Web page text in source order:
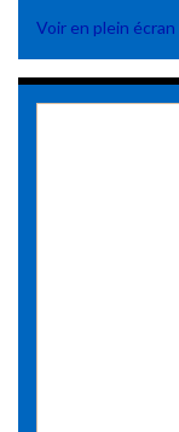
Voir en plein écran